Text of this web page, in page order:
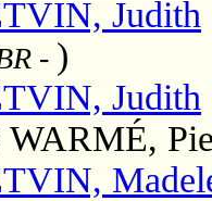
Judith
- )
Judith
WARMÉ,